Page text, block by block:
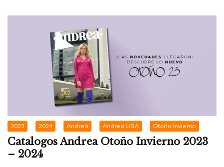
2023 2024 Andrea Andrea USA Otoño Invierno
Catalogos Andrea Otoño Invierno 2023
– 2024